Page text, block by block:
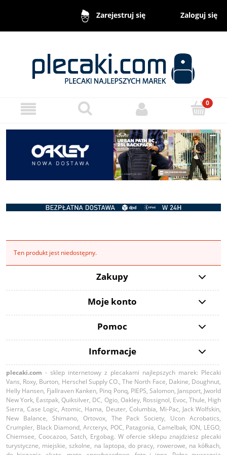
Zarejestruj się Zaloguj się
Ten produkt jest niedostępny.
Zakupy
Moje konto
Pomoc
Informacje
plecaki.com - sklep internetowy z plecakami najlepszych marek: Plecaki
Vans, Roxy, Burton, Herschel Supply CO., The North Face, Dakine, Doughnut,
Helly Hansen, Fjallraven Kanken, Pinq Ponq, PIEPS, Salomon, Jansport, Jworld
New York, Eastpak, Quiksilver, DC, Ogio, Oakley, Rossignol, Evoc, Thule, High
Sierra, Case Logic, Atomic, Hama, Deuter, Columbia, Mi-Pac, Jack Wolfskin,
New Balance, Shimano, Ortovox, The Pack Society, Ucon Acrobatics,
Crumpler, Black Diamond, Arcteryx, POC, Patagonia, Camelbak, ION, LEGO,
Chiemsee, Coocazoo, Satch, Ergobag. W ofercie sklepu znajdziesz plecaki
turystyczne, miejskie, szkolne, na laptopa, do pracy, rowerowe, na kółkach,